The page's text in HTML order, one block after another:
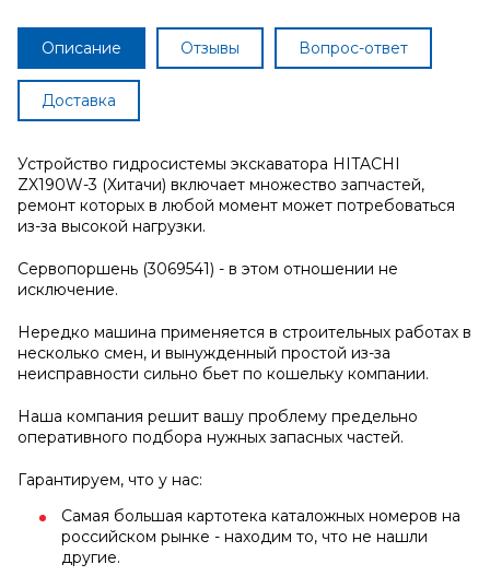
Описание Отзывы Вопрос-ответ
Доставка
Устройство гидросистемы экскаватора HITACHI
ZX190W-3 (Хитачи) включает множество запчастей,
ремонт которых в любой момент может потребоваться
из-за высокой нагрузки.
Сервопоршень (3069541) - в этом отношении не
исключение.
Нередко машина применяется в строительных работах в
несколько смен, и вынужденный простой из-за
неисправности сильно бьет по кошельку компании.
Наша компания решит вашу проблему предельно
оперативного подбора нужных запасных частей.
Гарантируем, что у нас:
Самая большая картотека каталожных номеров на
российском рынке - находим то, что не нашли
другие.